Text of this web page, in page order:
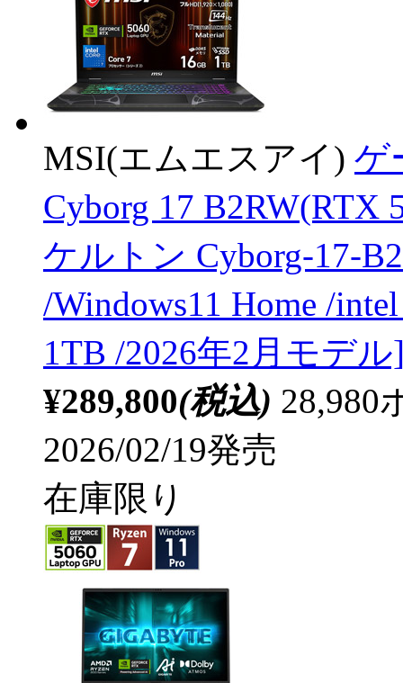
MSI(エムエスアイ) ゲ
Cyborg 17
ケルトン Cyborg-17-
/Windows11 Home /
1TB /2026年2月モデル
¥289,800(税込) 28,980
2026/02/19発売
在庫限り